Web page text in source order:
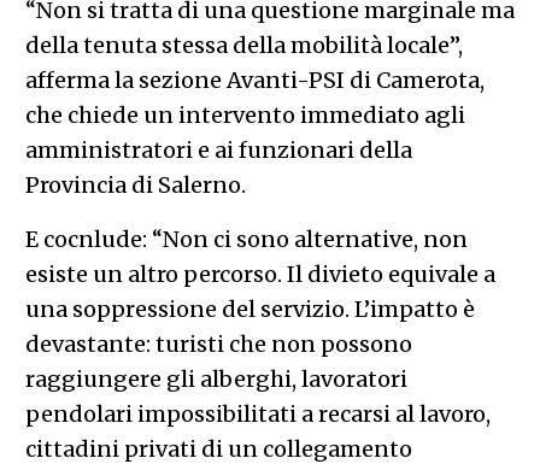
“Non si tratta di una questione marginale ma
della tenuta stessa della mobilità locale”,
afferma la sezione Avanti-PSI di Camerota,
che chiede un intervento immediato agli
amministratori e ai funzionari della
Provincia di Salerno.
E cocnlude: “Non ci sono alternative, non
esiste un altro percorso. Il divieto equivale a
una soppressione del servizio. L’impatto è
devastante: turisti che non possono
raggiungere gli alberghi, lavoratori
pendolari impossibilitati a recarsi al lavoro,
cittadini privati di un collegamento